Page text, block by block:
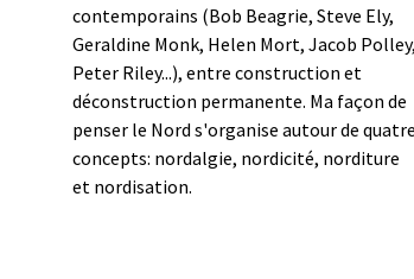
contemporains (Bob Beagrie, Steve Ely,
Geraldine Monk, Helen Mort, Jacob Polley,
Peter Riley...), entre construction et
déconstruction permanente. Ma façon de
penser le Nord s'organise autour de quatre
concepts: nordalgie, nordicité, norditure
et nordisation.